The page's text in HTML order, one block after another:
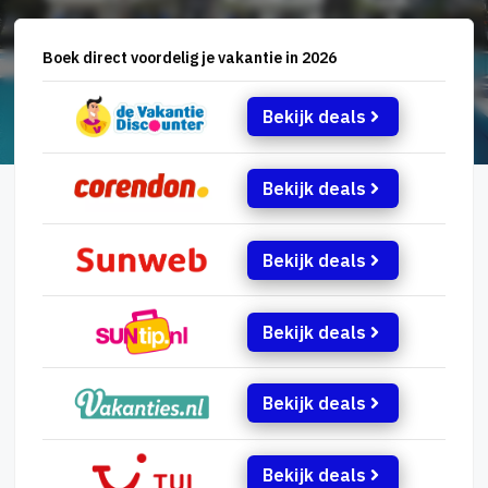
Boek direct voordelig je vakantie in 2026
Bekijk deals
Bekijk deals
Bekijk deals
Bekijk deals
Bekijk deals
Bekijk deals